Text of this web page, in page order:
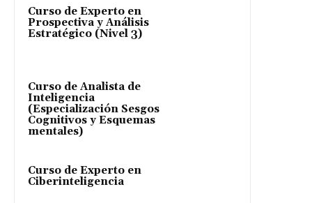
Curso de Experto en
Prospectiva y Análisis
Estratégico (Nivel 3)
Curso de Analista de
Inteligencia
(Especialización Sesgos
Cognitivos y Esquemas
mentales)
Curso de Experto en
Ciberinteligencia